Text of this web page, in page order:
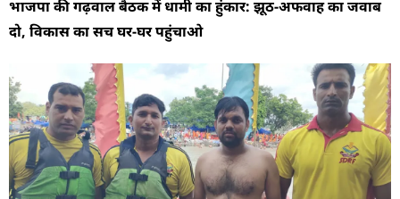
भाजपा की गढ़वाल बैठक में धामी का हुंकार: झूठ-अफवाह का जवाब
दो, विकास का सच घर-घर पहुंचाओ